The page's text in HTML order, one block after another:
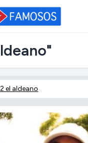
el aldeano